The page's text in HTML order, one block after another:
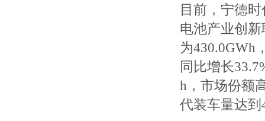
目前，宁德
电池产业创
为430.0GWh
同比增长
h，市场份额
代装车量达到